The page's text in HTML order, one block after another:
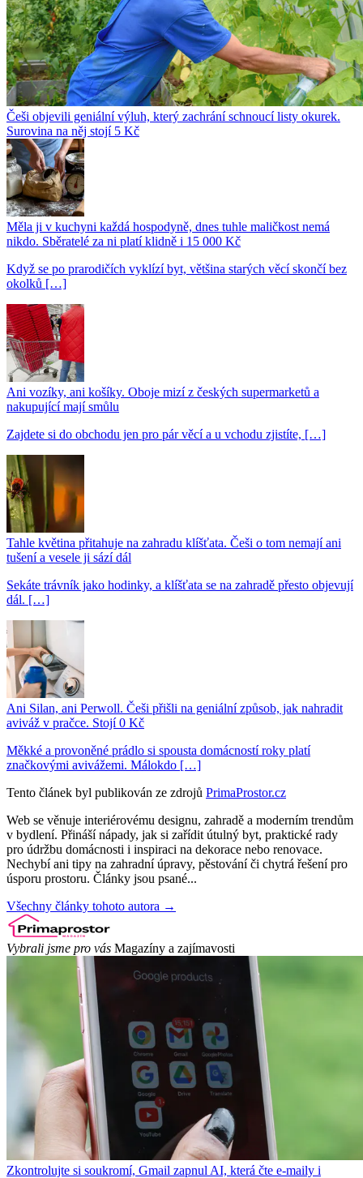
Češi objevili geniální výluh, který zachrání schnoucí listy okurek.
Surovina na něj stojí 5 Kč
Měla ji v kuchyni každá hospodyně, dnes tuhle maličkost nemá
nikdo. Sběratelé za ni platí klidně i 15 000 Kč
Když se po prarodičích vyklízí byt, většina starých věcí skončí bez
okolků […]
Ani vozíky, ani košíky. Oboje mizí z českých supermarketů a
nakupující mají smůlu
Zajdete si do obchodu jen pro pár věcí a u vchodu zjistíte, […]
Tahle květina přitahuje na zahradu klíšťata. Češi o tom nemají ani
tušení a vesele ji sází dál
Sekáte trávník jako hodinky, a klíšťata se na zahradě přesto objevují
dál. […]
Ani Silan, ani Perwoll. Češi přišli na geniální způsob, jak nahradit
aviváž v pračce. Stojí 0 Kč
Měkké a provoněné prádlo si spousta domácností roky platí
značkovými avivážemi. Málokdo […]
Tento článek byl publikován ze zdrojů PrimaProstor.cz
Web se věnuje interiérovému designu, zahradě a moderním trendům
v bydlení. Přináší nápady, jak si zařídit útulný byt, praktické rady
pro údržbu domácnosti i inspiraci na dekorace nebo renovace.
Nechybí ani tipy na zahradní úpravy, pěstování či chytrá řešení pro
úsporu prostoru. Články jsou psané...
Všechny články tohoto autora →
Vybrali jsme pro vás Magazíny a zajímavosti
Zkontrolujte si soukromí, Gmail zapnul AI, která čte e-maily i